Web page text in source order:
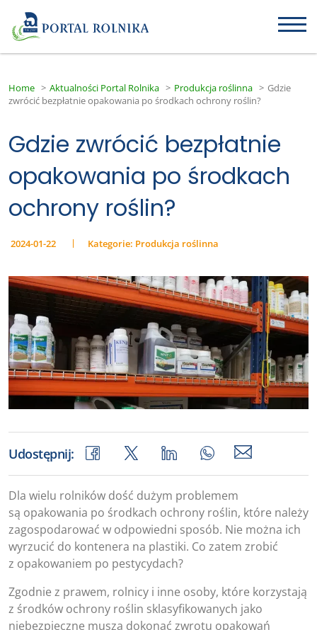
Home > Aktualności Portal Rolnika > Produkcja roślinna > Gdzie
zwrócić bezpłatnie opakowania po środkach ochrony roślin?
Gdzie zwrócić bezpłatnie
opakowania po środkach
ochrony roślin?
2024-01-22 Kategorie: Produkcja roślinna
Udostępnij:
Dla wielu rolników dość dużym problemem
są opakowania po środkach ochrony roślin, które należy
zagospodarować w odpowiedni sposób. Nie można ich
wyrzucić do kontenera na plastiki. Co zatem zrobić
z opakowaniem po pestycydach?
Zgodnie z prawem, rolnicy i inne osoby, które korzystają
z środków ochrony roślin sklasyfikowanych jako
niebezpieczne muszą dokonać zwrotu opakowań